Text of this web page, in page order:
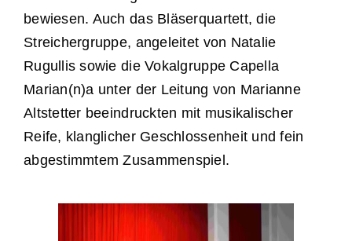
bewiesen. Auch das Bläserquartett, die
Streichergruppe, angeleitet von Natalie
Rugullis sowie die Vokalgruppe Capella
Marian(n)a unter der Leitung von Marianne
Altstetter beeindruckten mit musikalischer
Reife, klanglicher Geschlossenheit und fein
abgestimmtem Zusammenspiel.